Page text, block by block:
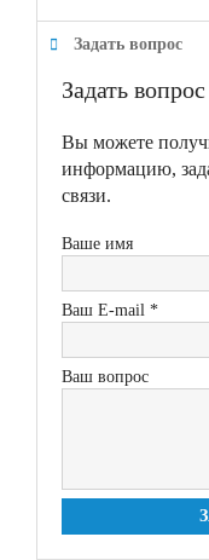
Задать вопрос
Задать вопрос
Вы можете
информацию,
связи.
Ваше имя
Ваш E-mail *
Ваш вопрос